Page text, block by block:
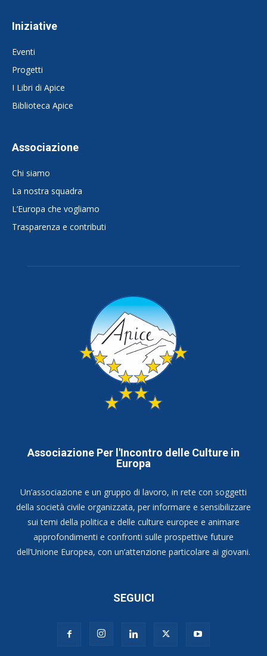
Iniziative
Eventi
Progetti
I Libri di Apice
Biblioteca Apice
Associazione
Chi siamo
La nostra squadra
L’Europa che vogliamo
Trasparenza e contributi
Associazione Per l'Incontro delle Culture in
Europa
Un’associazione e un gruppo di lavoro, in rete con soggetti
della società civile organizzata, per informare e sensibilizzare
sui temi della politica e delle culture europee e animare
approfondimenti e confronti sulle prospettive future
dell’Unione Europea, con un’attenzione particolare ai giovani.
SEGUICI